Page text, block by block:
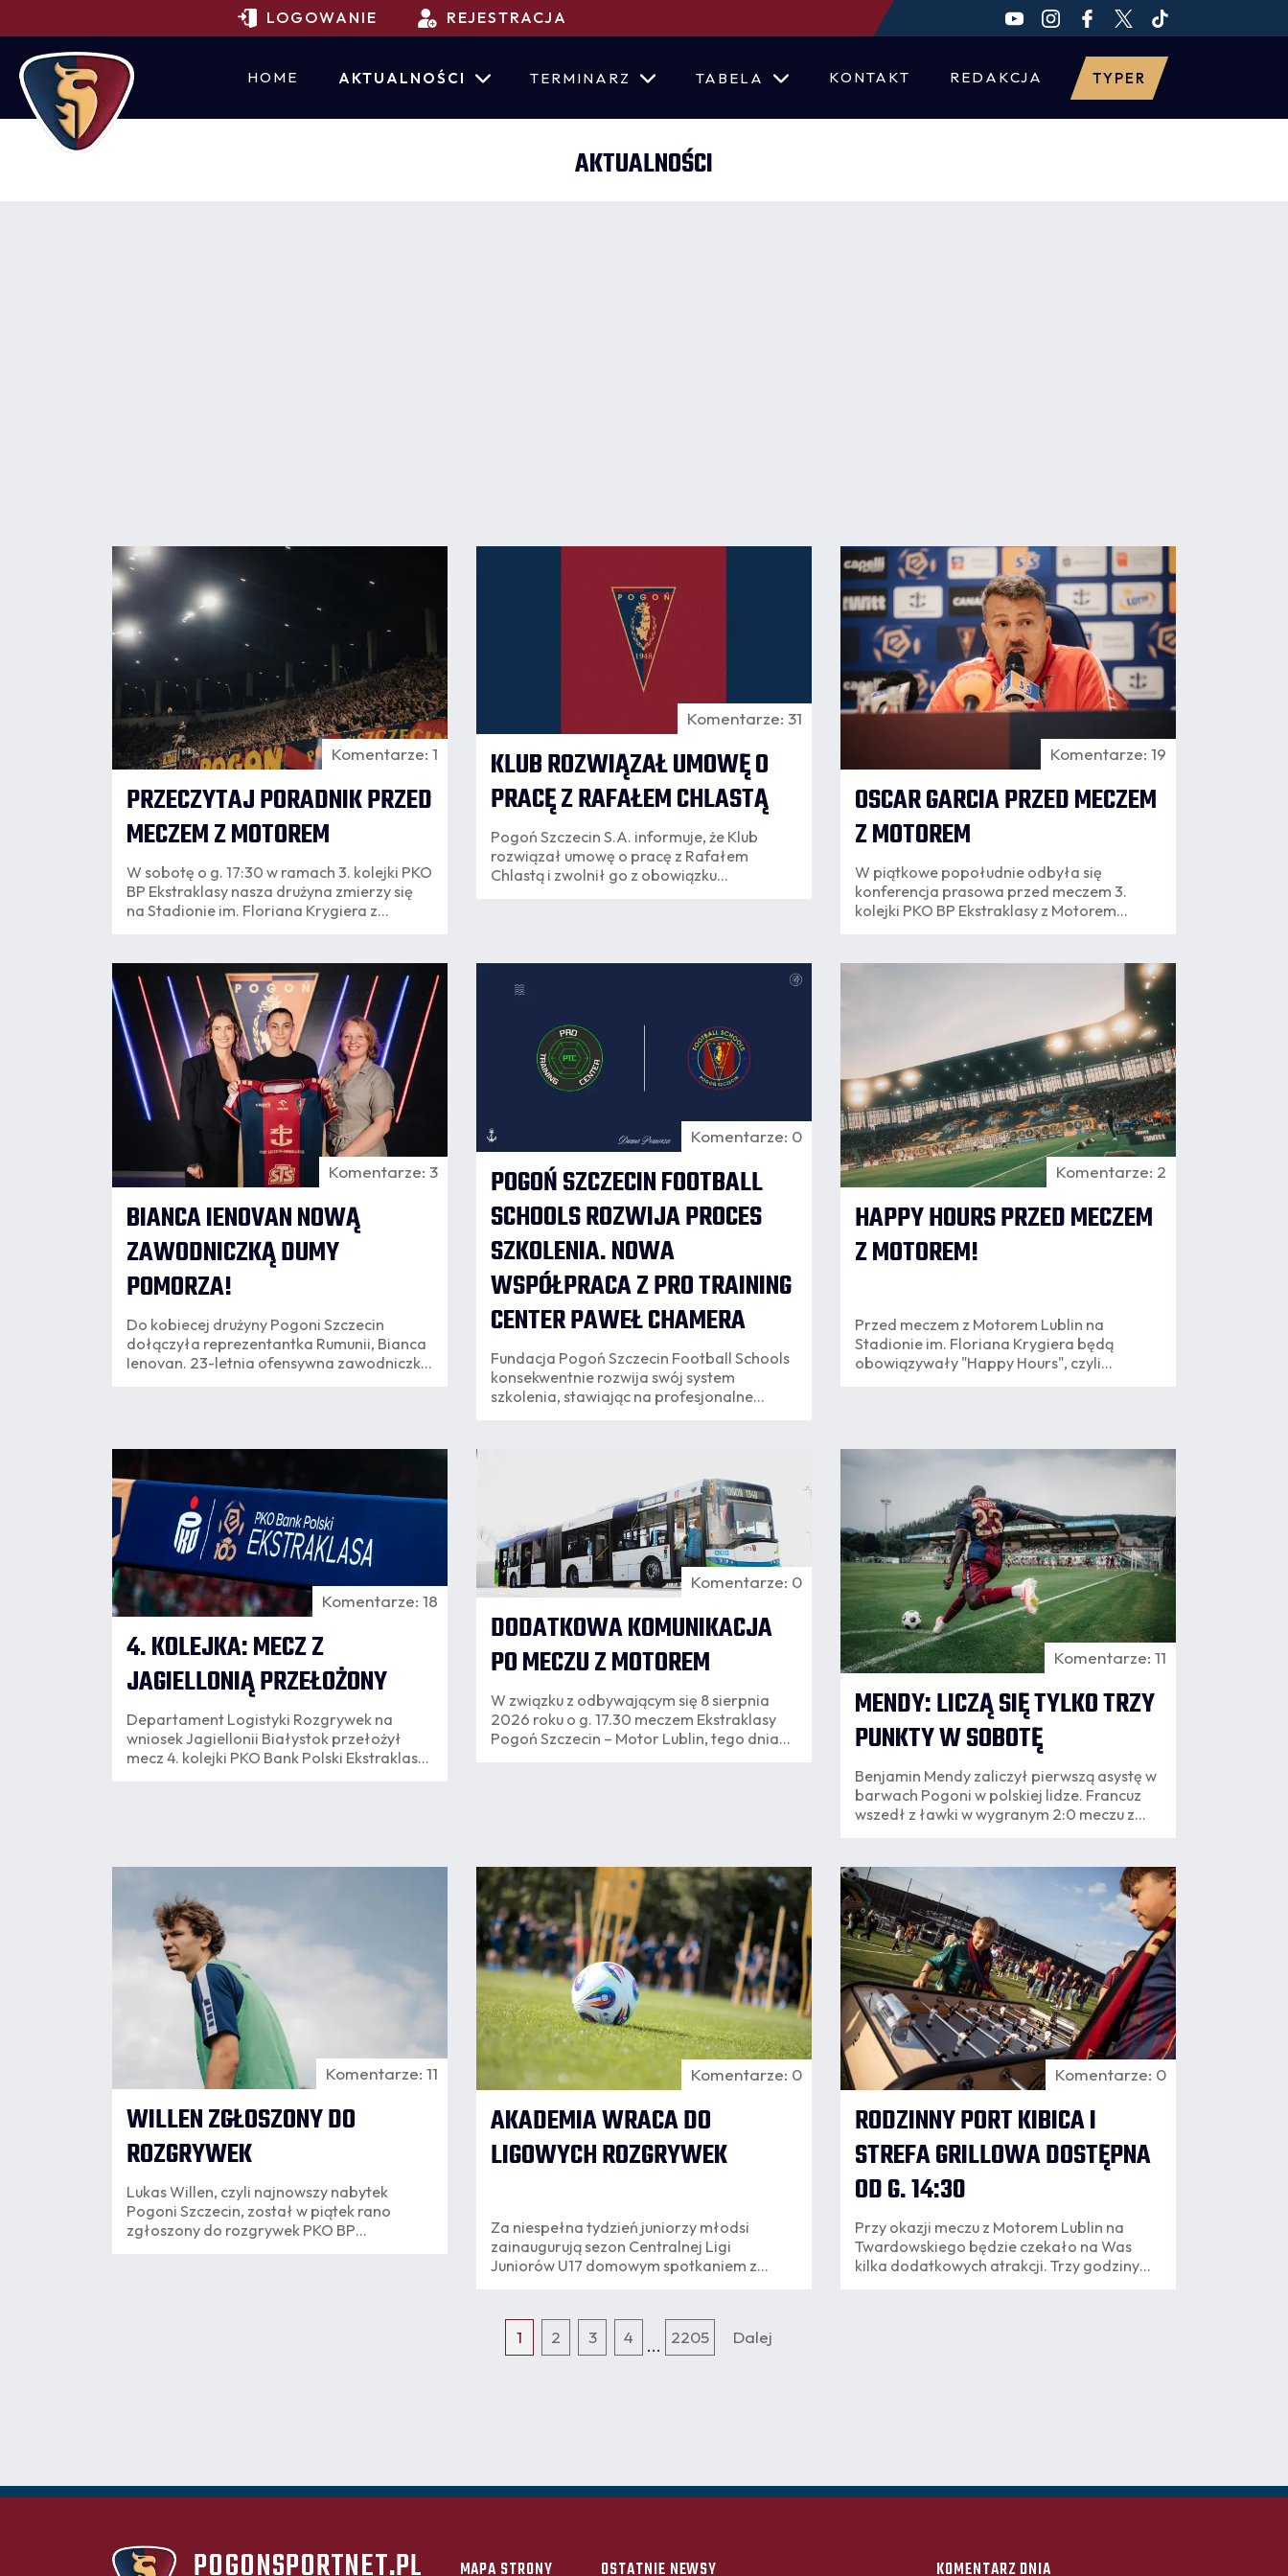
LOGOWANIE REJESTRACJA
HOME AKTUALNOŚCI TERMINARZ TABELA KONTAKT REDAKCJA TYPER
AKTUALNOŚCI
07.08
20:15
Komentarze: 1
PRZECZYTAJ PORADNIK PRZED
MECZEM Z MOTOREM
W sobotę o g. 17:30 w ramach 3. kolejki PKO
BP Ekstraklasy nasza drużyna zmierzy się
na Stadionie im. Floriana Krygiera z
garść informacji organizacyjnych.
Komentarze: 31
KLUB ROZWIĄZAŁ UMOWĘ O
PRACĘ Z RAFAŁEM CHLASTĄ
Pogoń Szczecin S.A. informuje, że Klub
rozwiązał umowę o pracę z Rafałem
Chlastą i zwolnił go z obowiązku
konsekwencją publikacji Rafała Chlasty na
07.08
16:34
Komentarze: 19
OSCAR GARCIA PRZED MECZEM
Z MOTOREM
W piątkowe popołudnie odbyła się
konferencja prasowa przed meczem 3.
kolejki PKO BP Ekstraklasy z Motorem
Garcia.
07.08
16:30
Komentarze: 3
BIANCA IENOVAN NOWĄ
ZAWODNICZKĄ DUMY
POMORZA!
Do kobiecej drużyny Pogoni Szczecin
dołączyła reprezentantka Rumunii, Bianca
Ienovan. 23-letnia ofensywna zawodniczka
07.08
Komentarze: 0
POGOŃ SZCZECIN FOOTBALL
SCHOOLS ROZWIJA PROCES
SZKOLENIA. NOWA
WSPÓŁPRACA Z PRO TRAINING
CENTER PAWEŁ CHAMERA
Fundacja Pogoń Szczecin Football Schools
konsekwentnie rozwija swój system
szkolenia, stawiając na profesjonalne
CENTER Paweł Chamera, które od nowego
sezonu będzie odpowiadało za
przygotowanie motoryczne przeszło 240
zawodników kategorii Orlik i Młodzik.
Komentarze: 2
HAPPY HOURS PRZED MECZEM
Z MOTOREM!
Przed meczem z Motorem Lublin na
Stadionie im. Floriana Krygiera będą
obowiązywały "Happy Hours", czyli
07.08
14:03
Komentarze: 18
4. KOLEJKA: MECZ Z
JAGIELLONIĄ PRZEŁOŻONY
Departament Logistyki Rozgrywek na
wniosek Jagiellonii Białystok przełożył
mecz 4. kolejki PKO Bank Polski Ekstraklasy
Komentarze: 0
DODATKOWA KOMUNIKACJA
PO MECZU Z MOTOREM
W związku z odbywającym się 8 sierpnia
2026 roku o g. 17.30 meczem Ekstraklasy
Pogoń Szczecin – Motor Lublin, tego dnia
Komentarze: 11
MENDY: LICZĄ SIĘ TYLKO TRZY
PUNKTY W SOBOTĘ
Benjamin Mendy zaliczył pierwszą asystę w
barwach Pogoni w polskiej lidze. Francuz
wszedł z ławki w wygranym 2:0 meczu z
Krakowa mistrz świata z 2018 roku
podsumował występ, opowiedział o relacji
z trenerem Oscarem Garcią.
Komentarze: 11
WILLEN ZGŁOSZONY DO
ROZGRYWEK
Lukas Willen, czyli najnowszy nabytek
Pogoni Szczecin, został w piątek rano
zgłoszony do rozgrywek PKO BP
07.08
8:18
Komentarze: 0
AKADEMIA WRACA DO
LIGOWYCH ROZGRYWEK
Za niespełna tydzień juniorzy młodsi
zainaugurują sezon Centralnej Ligi
Juniorów U17 domowym spotkaniem z
zespoły granatowo-bordowej Akademii.
07.08
8:14
Komentarze: 0
RODZINNY PORT KIBICA I
STREFA GRILLOWA DOSTĘPNA
OD G. 14:30
Przy okazji meczu z Motorem Lublin na
Twardowskiego będzie czekało na Was
kilka dodatkowych atrakcji. Trzy godziny
1 2 3 4 ... 2205 Dalej
MAPA STRONY OSTATNIE NEWSY KOMENTARZ DNIA